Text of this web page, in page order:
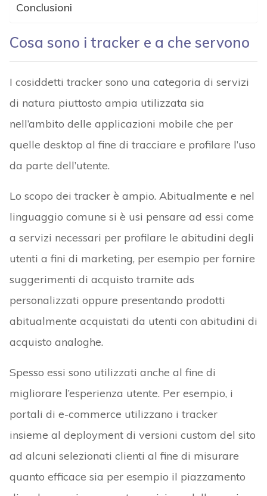
Conclusioni
Cosa sono i tracker e a che servono
I cosiddetti tracker sono una categoria di servizi
di natura piuttosto ampia utilizzata sia
nell’ambito delle applicazioni mobile che per
quelle desktop al fine di tracciare e profilare l’uso
da parte dell’utente.
Lo scopo dei tracker è ampio. Abitualmente e nel
linguaggio comune si è usi pensare ad essi come
a servizi necessari per profilare le abitudini degli
utenti a fini di marketing, per esempio per fornire
suggerimenti di acquisto tramite ads
personalizzati oppure presentando prodotti
abitualmente acquistati da utenti con abitudini di
acquisto analoghe.
Spesso essi sono utilizzati anche al fine di
migliorare l’esperienza utente. Per esempio, i
portali di e-commerce utilizzano i tracker
insieme al deployment di versioni custom del sito
ad alcuni selezionati clienti al fine di misurare
quanto efficace sia per esempio il piazzamento